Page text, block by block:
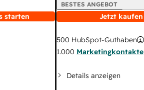
starten
BESTES ANGEBOT
Jetzt kaufen
500 HubSpot-Guthaben
1.000 Marketingkontakte
Details anzeigen